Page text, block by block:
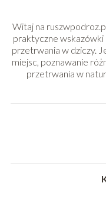
Witaj na
praktyczne
przetrwania w dziczy.
miejsc, poznawanie
przetrwania w